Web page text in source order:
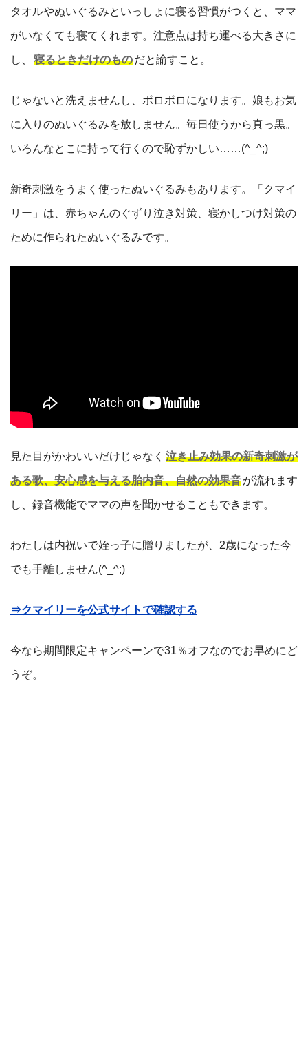
タオルやぬいぐるみといっしょに寝る習慣がつくと、ママ
がいなくても寝てくれます。注意点は持ち運べる大きさに
し、 寝るときだけのものだと諭すこと。
じゃないと洗えませんし、ボロボロになります。娘もお気
に入りのぬいぐるみを放しません。毎日使うから真っ黒。
いろんなとこに持って行くので恥ずかしい……(^_^;)
新奇刺激をうまく使ったぬいぐるみもあります。「クマイ
リー」は、赤ちゃんのぐずり泣き対策、寝かしつけ対策の
ために作られたぬいぐるみです。
見た目がかわいいだけじゃなく 泣き止み効果の新奇刺激が
ある歌、安心感を与える胎内音、自然の効果音が流れます
し、録音機能でママの声を聞かせることもできます。
わたしは内祝いで姪っ子に贈りましたが、2歳になった今
でも手離しません(^_^;)
⇒クマイリーを公式サイトで確認する
今なら期間限定キャンペーンで31％オフなのでお早めにど
うぞ。